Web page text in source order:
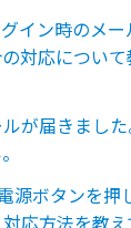
イン時のメ
対応につい
が届きまし
源ボタンを押